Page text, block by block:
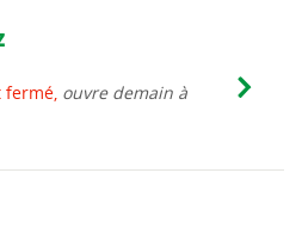
fermé, ouvre demain à